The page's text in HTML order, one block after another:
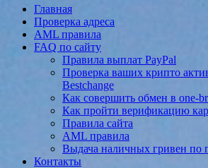
Главная
Проверка адреса
AML правила
FAQ по сайту
Правила выплат PayPal
Проверка ваших крипто
Bestchange
Как совершить обмен в one-
Как пройти верификацию
Правила сайта
AML правила
Выдача наличных гривен по
Контакты